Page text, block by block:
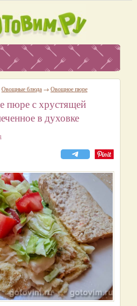
Овощные блюда → Овощное пюре
пюре с хрустящей
в духовке